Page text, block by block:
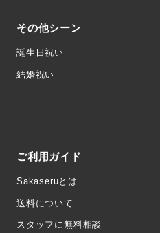
その他シーン
誕生日祝い
結婚祝い
ご利用ガイド
Sakaseruとは
送料について
スタッフに無料相談